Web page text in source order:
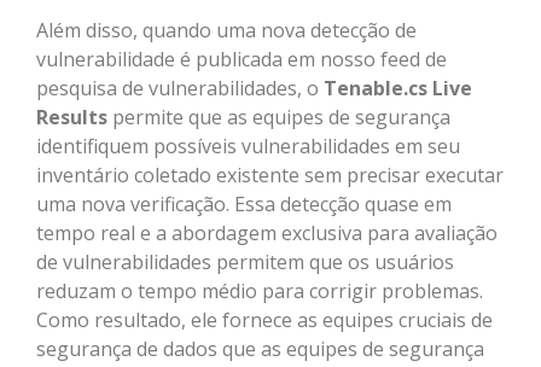
Além disso, quando uma nova detecção de
vulnerabilidade é publicada em nosso feed de
pesquisa de vulnerabilidades, o Tenable.cs Live
Results permite que as equipes de segurança
identifiquem possíveis vulnerabilidades em seu
inventário coletado existente sem precisar executar
uma nova verificação. Essa detecção quase em
tempo real e a abordagem exclusiva para avaliação
de vulnerabilidades permitem que os usuários
reduzam o tempo médio para corrigir problemas.
Como resultado, ele fornece as equipes cruciais de
segurança de dados que as equipes de segurança